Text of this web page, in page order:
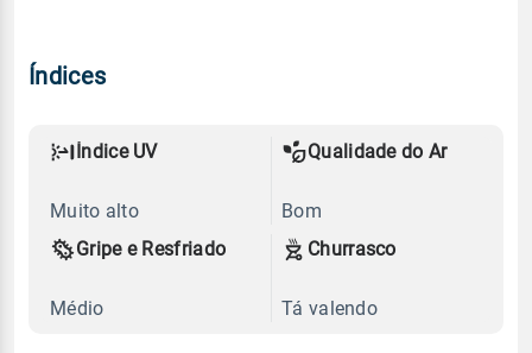
Índices
Índice UV
Muito alto
Qualidade do Ar
Bom
Gripe e Resfriado
Médio
Churrasco
Tá valendo